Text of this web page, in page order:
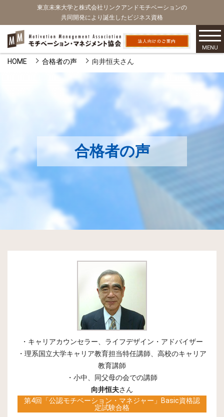
東京未来大学と株式会社リンクアンドモチベーションの
共同開発により誕生したビジネス資格
MENU
HOME 合格者の声 向井恒夫さん
合格者の声
・キャリアカウンセラー、ライフデザイン・アドバイザー
・理系国立大学キャリア教育担当特任講師、高校のキャリア
教育講師
・小中、同父母の会での講師
向井恒夫さん
第4回「公認モチベーション・マネジャー」Basic資格認
定試験合格